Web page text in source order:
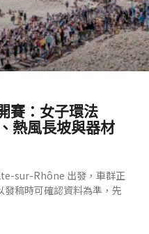
賽：女子環法
熱風長坡與器材
sur-Rhône 出發，車群正
稿時可確認資料為準，先